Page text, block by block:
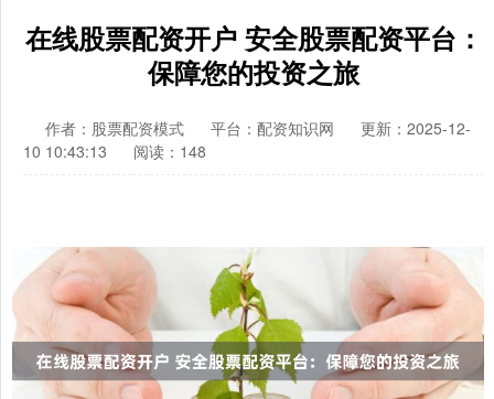
在线股票配资开户 安全股票配资平台：
保障您的投资之旅
作者：股票配资模式 平台：配资知识网
更新：2025-12-
10 10:43:13
阅读：148